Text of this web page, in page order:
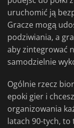
uruchomić ją
Gracze mogą
podziwiania, a
aby zintegrować
samodzielnie
Ogólnie rzecz
epoki gier i
organizowania
latach 90-tych,